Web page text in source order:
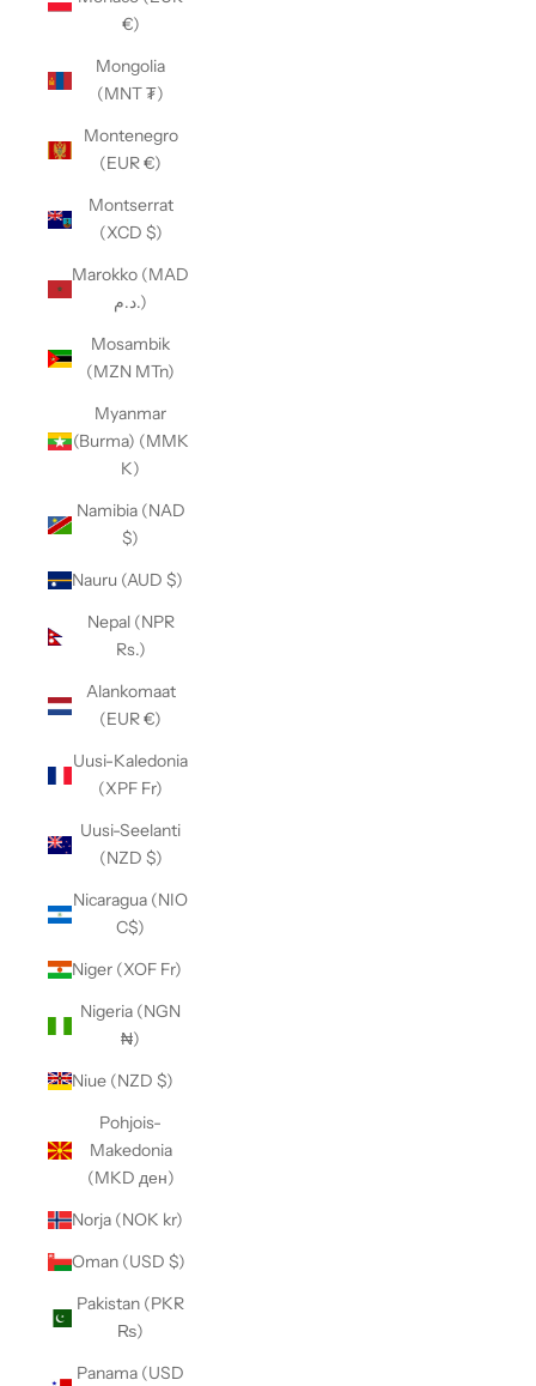
€)
Mongolia
(MNT ₮)
Montenegro
(EUR €)
Montserrat
(XCD $)
Marokko (MAD
د.م.)
Mosambik
(MZN MTn)
Myanmar
(Burma) (MMK
K)
Namibia (NAD
$)
Nauru (AUD $)
Nepal (NPR
Rs.)
Alankomaat
(EUR €)
Uusi-Kaledonia
(XPF Fr)
Uusi-Seelanti
(NZD $)
Nicaragua (NIO
C$)
Niger (XOF Fr)
Nigeria (NGN
₦)
Niue (NZD $)
Pohjois-
Makedonia
(MKD ден)
Norja (NOK kr)
Oman (USD $)
Pakistan (PKR
₨)
Panama (USD